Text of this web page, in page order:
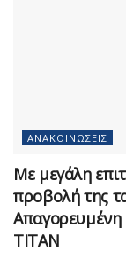
ΑΝΑΚΟΙΝΏΣΕΙΣ
Με μεγάλη
προβολή της
Απαγορευμένη
ΤΙΤΑΝ